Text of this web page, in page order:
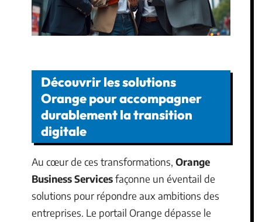
Découvrir les solutions
Orange pour accompagner
durablement la transition
digitale
Au cœur de ces transformations, Orange
Business Servicesfaçonne un éventail de
solutions pour répondre aux ambitions des
entreprises. Le portail Orange dépasse le